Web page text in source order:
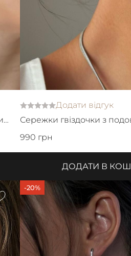
Додати відгук
Сережки гвіздочки з
підвісками
990 грн
ДОДАТИ В
-20%